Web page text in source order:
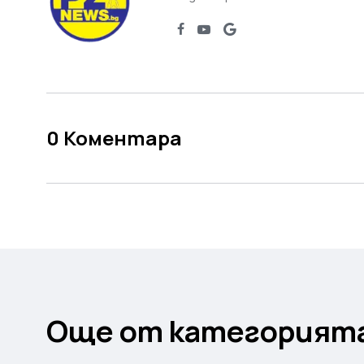
0 Коментара
Още от